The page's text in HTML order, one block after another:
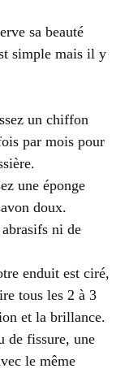
sa beauté
simple mais il y
un chiffon
par mois pour
une éponge
doux.
ni de
enduit est ciré,
tous les 2 à 3
et la brillance.
de fissure, une
le même